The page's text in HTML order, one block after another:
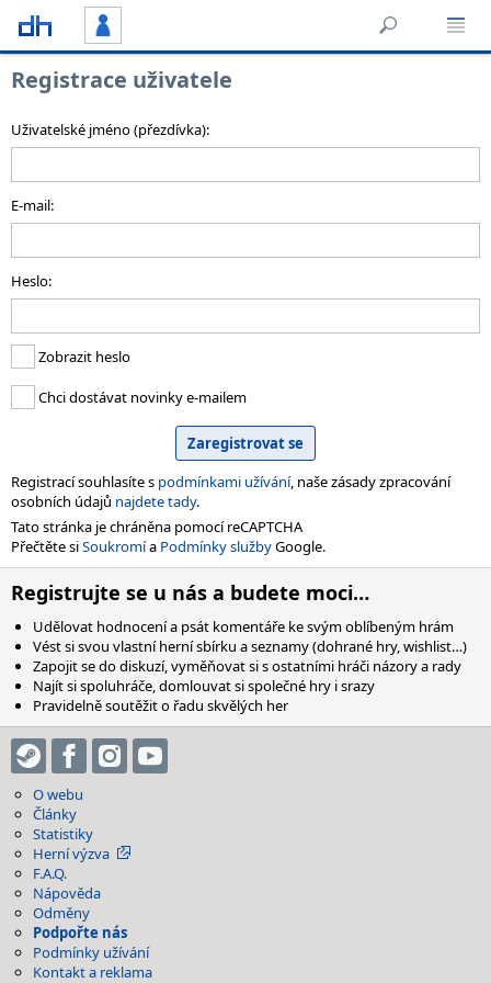
Registrace uživatele
Uživatelské jméno (přezdívka):
E-mail:
Heslo:
Zobrazit heslo
Chci dostávat novinky e-mailem
Registrací souhlasíte s podmínkami užívání, naše zásady zpracování
osobních údajů najdete tady.
Tato stránka je chráněna pomocí reCAPTCHA
Přečtěte siSoukromía Podmínky službyGoogle.
Registrujte se u nás a budete moci…
Udělovat hodnocení a psát komentáře ke svým oblíbeným hrám
Vést si svou vlastní herní sbírku a seznamy (dohrané hry, wishlist…)
Zapojit se do diskuzí, vyměňovat si s ostatními hráči názory a rady
Najít si spoluhráče, domlouvat si společné hry i srazy
Pravidelně soutěžit o řadu skvělých her
O webu
Články
Statistiky
Herní výzva
F.A.Q.
Nápověda
Odměny
Podpořte nás
Podmínky užívání
Kontakt a reklama